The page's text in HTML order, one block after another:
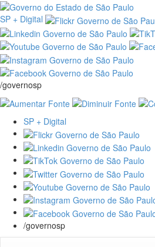
SP + Digital
/governosp
SP + Digital
/governosp